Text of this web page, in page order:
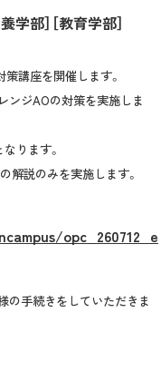
養学部］ ［教育学部］
策講座を開催します。
ンジAOの対策を実施しま
ります。
の解説のみを実施します。
opc_260712_e
の手続きをしていただきま